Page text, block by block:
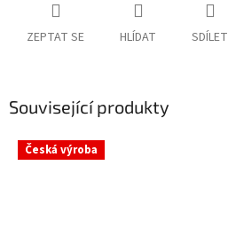
ZEPTAT SE HLÍDAT SDÍLET
Související produkty
Česká výroba